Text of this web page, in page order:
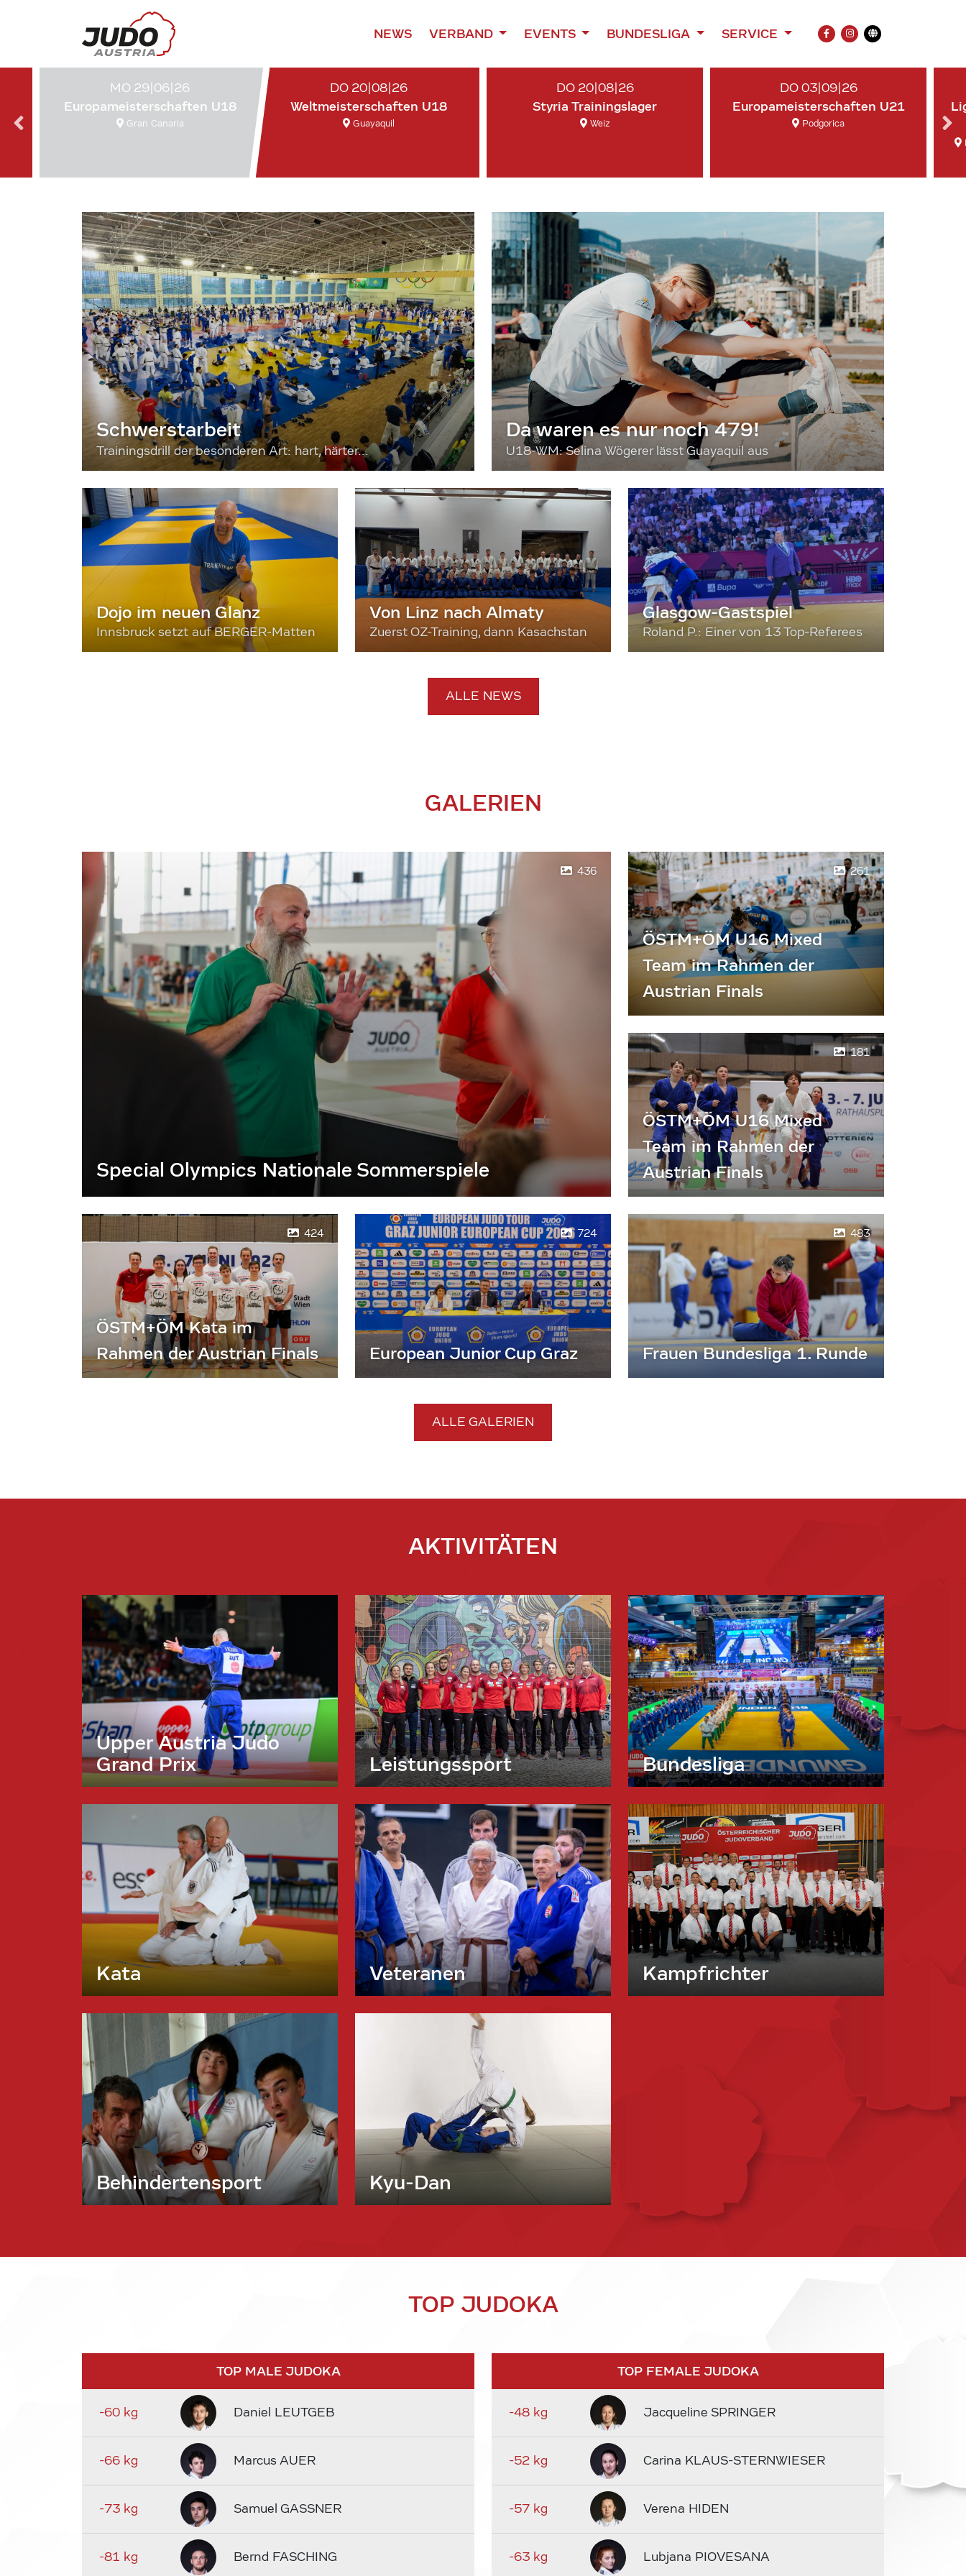
NEWS VERBAND EVENTS BUNDESLIGA SERVICE
FACEBOOK
INSTAGRAM
Übersetzung
MO 29|06|26
Europameisterschaften U18
Gran Canaria
DO 20|08|26
Weltmeisterschaften U18
Guayaquil
DO 20|08|26
Styria Trainingslager
Weiz
DO 03|09|26
Europameisterschaften U21
Podgorica
Schwerstarbeit
Trainingsdrill der besonderen Art: hart, härter...
Da waren es nur noch 479!
U18-WM: Selina Wögerer lässt Guayaquil aus
Dojo im neuen Glanz
Innsbruck setzt auf BERGER-Matten
Von Linz nach Almaty
Zuerst OZ-Training, dann Kasachstan
Glasgow-Gastspiel
Roland P.: Einer von 13 Top-Referees
ALLE NEWS
GALERIEN
436
Special Olympics Nationale Sommerspiele
261
ÖSTM+ÖM U16 Mixed
Team im Rahmen der
Austrian Finals
181
ÖSTM+ÖM U16 Mixed
Team im Rahmen der
Austrian Finals
424
ÖSTM+ÖM Kata im
Rahmen der Austrian Finals
724
European Junior Cup Graz
483
Frauen Bundesliga 1. Runde
ALLE GALERIEN
AKTIVITÄTEN
Upper Austria Judo
Grand Prix
Leistungssport Bundesliga
Kata Veteranen Kampfrichter
Behindertensport Kyu-Dan
TOP JUDOKA
TOP MALE JUDOKA
-60 kg Daniel LEUTGEB
-66 kg Marcus AUER
-73 kg Samuel GASSNER
-81 kg Bernd FASCHING
TOP FEMALE JUDOKA
-48 kg Jacqueline SPRINGER
-52 kg Carina KLAUS-STERNWIESER
-57 kg Verena HIDEN
-63 kg Lubjana PIOVESANA